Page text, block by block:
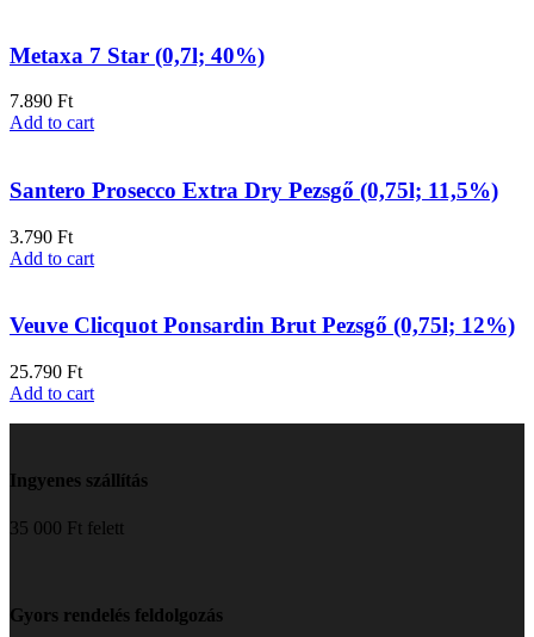
Metaxa 7 Star (0,7l; 40%)
7.890 Ft
Add to cart
Santero Prosecco Extra Dry Pezsgő (0,75l; 11,5%)
3.790 Ft
Add to cart
Veuve Clicquot Ponsardin Brut Pezsgő (0,75l; 12%)
25.790 Ft
Add to cart
Ingyenes szállítás
35 000 Ft felett
Gyors rendelés feldolgozás